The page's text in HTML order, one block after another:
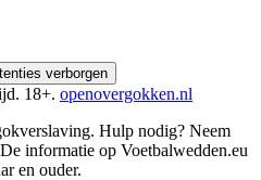
verborgen
18+. openovergokken.nl
Hulp nodig? Neem
informatie op Voetbalwedden.eu
en ouder.